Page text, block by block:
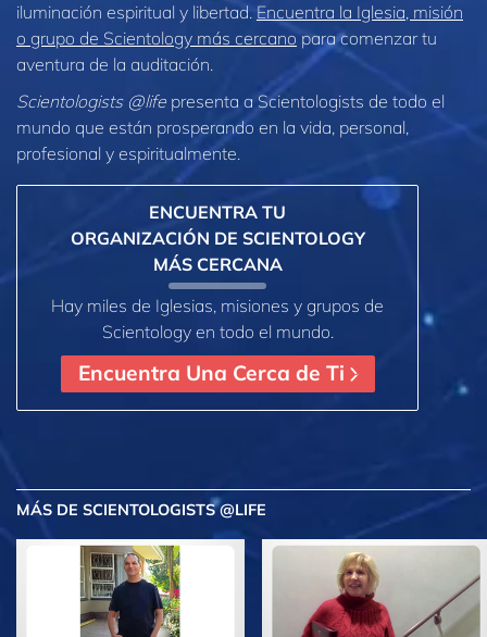
iluminación espiritual y libertad. Encuentra la Iglesia, misión
o grupo de Scientology más cercano para comenzar tu
aventura de la auditación.
Scientologists @lifepresenta a Scientologists de todo el
mundo que están prosperando en la vida, personal,
profesional y espiritualmente.
ENCUENTRA TU
ORGANIZACIÓN DE SCIENTOLOGY
MÁS CERCANA
Hay miles de Iglesias, misiones y grupos de
Scientology en todo el mundo.
Encuentra Una Cerca de Ti
MÁS DE SCIENTOLOGISTS @LIFE